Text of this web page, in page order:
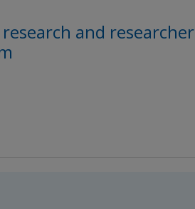
and researcher